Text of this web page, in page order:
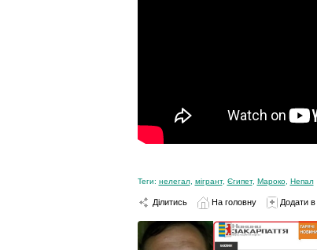
Теги: нелегал, мігрант, Єгипет, Мароко, Непал
Ділитись На головну Додати в